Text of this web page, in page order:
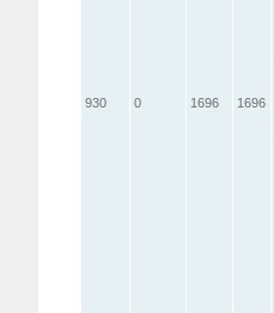
930 0 1696 1696